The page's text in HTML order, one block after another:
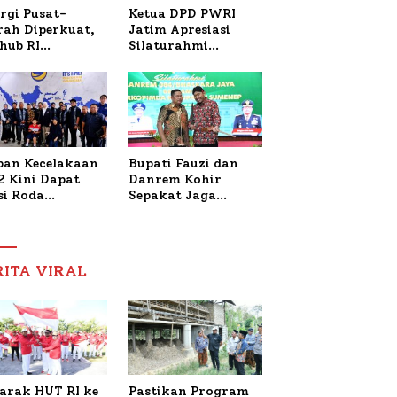
Pusat-
Diperkuat,
RI
Bahas
KM
Sentosa II
Ketua DPD PWRI
Jatim Apresiasi
Silaturahmi
dan PWRI, Sebut
Kemitraan Ideal
Polri-Pers
Kecelakaan
Kini Dapat
Roda
Nabil
Bupati Fauzi dan
Danrem Kohir
Sepakat Jaga
VIRAL
HUT RI ke
Pastikan Program